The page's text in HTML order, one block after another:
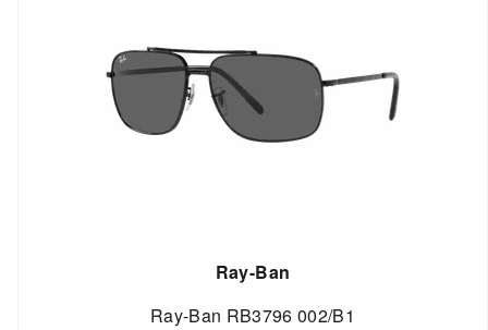
Ray-Ban
Ray-Ban RB3796 002/B1